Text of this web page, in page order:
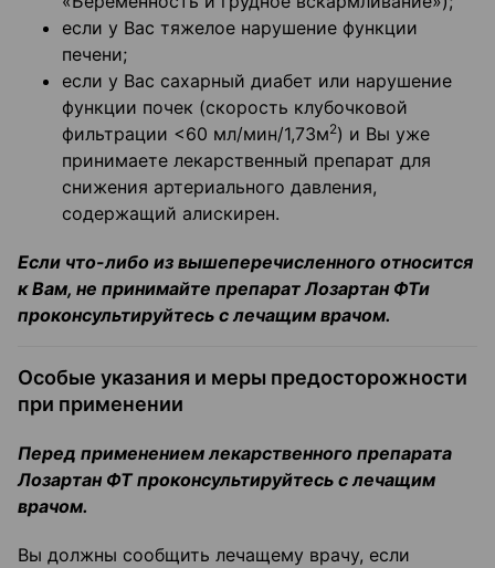
если у Вас тяжелое нарушение функции
печени;
если у Вас сахарный диабет или нарушение
функции почек (скорость клубочковой
фильтрации <60 мл/мин/1,73м2) и Вы уже
принимаете лекарственный препарат для
снижения артериального давления,
содержащий алискирен.
Если что-либо из вышеперечисленного относится
к Вам, не принимайте препарат Лозартан ФТи
проконсультируйтесь с лечащим врачом.
Особые указания и меры предосторожности
при применении
Перед применением лекарственного препарата
Лозартан ФТ проконсультируйтесь с лечащим
врачом.
Вы должны сообщить лечащему врачу, если